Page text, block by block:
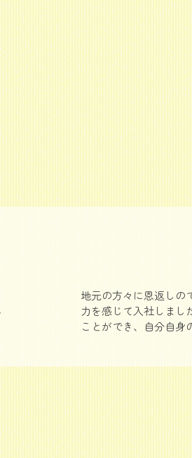
地元の方々に恩返しの
力を感じて入社しまし
ことができ、自分自身